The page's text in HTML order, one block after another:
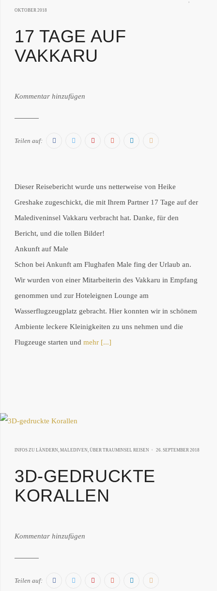
OKTOBER 2018
2019
17 TAGE AUF
VAKKARU
Philipp
Kommentar hinzufügen
Teilen auf: FacebookTwitterPinterestGoogle+LinkedInE-
Dieser Reisebericht wurde uns netterweise von Heike
Greshake zugeschickt, die mit Ihrem Partner 17 Tage auf der
Malediveninsel Vakkaru verbracht hat. Danke, für den
Bericht, und die tollen Bilder!
Ankunft auf Male
Schon bei Ankunft am Flughafen Male fing der Urlaub an.
Wir wurden von einer Mitarbeiterin des Vakkaru in Empfang
genommen und zur Hoteleignen Lounge am
Wasserflugzeugplatz gebracht. Hier konnten wir in schönem
Ambiente leckere Kleinigkeiten zu uns nehmen und die
Flugzeuge starten und mehr [...]
INFOS ZU LÄNDERN, MALEDIVEN, ÜBER TRAUMINSEL REISEN 26. SEPTEMBER 2018
3D-GEDRUCKTE
KORALLEN
Philipp
Kommentar hinzufügen
Teilen auf: FacebookTwitterPinterestGoogle+LinkedInE-